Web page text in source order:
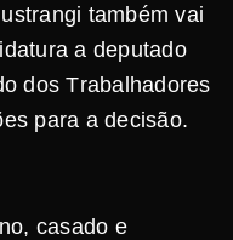
também vai
a deputado
dos Trabalhadores
para a decisão.
casado e